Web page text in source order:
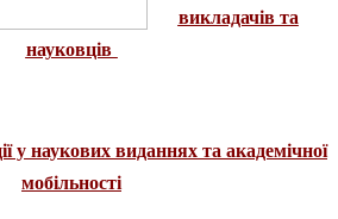
викладачів та
науковців
у наукових виданнях та академічної
мобільності